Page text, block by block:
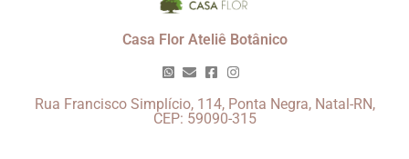
Casa Flor Ateliê Botânico
Rua Francisco Simplício, 114, Ponta Negra, Natal-RN,
CEP: 59090-315